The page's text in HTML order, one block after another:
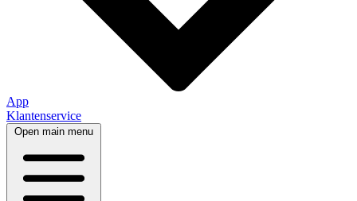
App
Klantenservice
Open main menu